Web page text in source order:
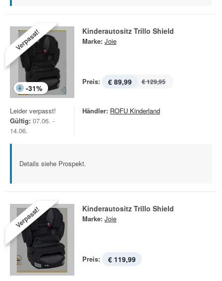
Verpasst!
-31%
Kinderautositz Trillo Shield
Marke: Joie
Preis: € 89,99 € 129,95
Leider verpasst!
Gültig: 07.06. -
14.06.
Händler: ROFU Kinderland
Details siehe Prospekt.
Verpasst! Kinderautositz Trillo Shield
Marke: Joie
Preis: € 119,99